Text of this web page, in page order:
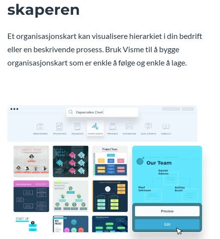
skaperen
Et organisasjonskart kan visualisere hierarkiet i din bedrift
eller en beskrivende prosess. Bruk Visme til å bygge
organisasjonskart som er enkle å følge og enkle å lage.